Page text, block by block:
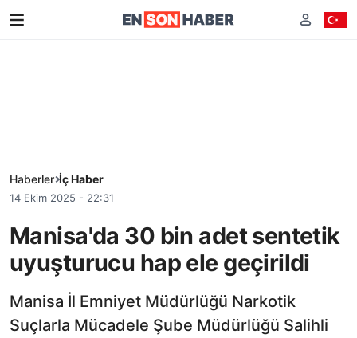
Haberler İç Haber
14 Ekim 2025 - 22:31
Manisa'da 30 bin adet sentetik
uyuşturucu hap ele geçirildi
Manisa İl Emniyet Müdürlüğü Narkotik
Suçlarla Mücadele Şube Müdürlüğü Salihli